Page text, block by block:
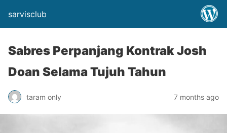
sarvisclub
Sabres Perpanjang Kontrak Josh
Doan Selama Tujuh Tahun
taram only 7 months ago